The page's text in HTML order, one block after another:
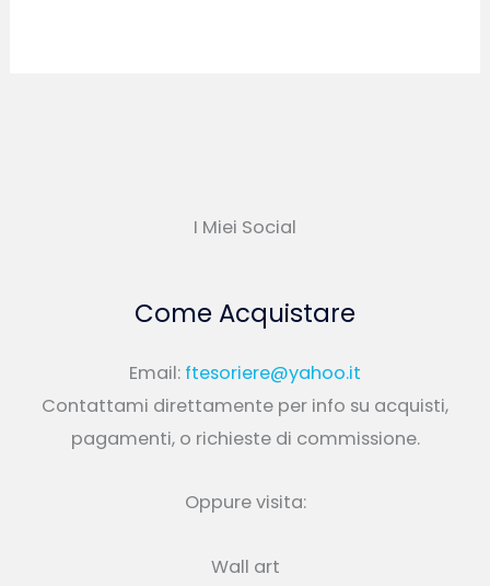
I Miei Social
Come Acquistare
Email: ftesoriere@yahoo.it
Contattami direttamente per info su acquisti,
pagamenti, o richieste di commissione.
Oppure visita:
Wall art